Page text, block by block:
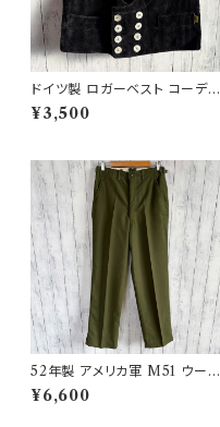
ドイツ製 ロガーベスト コーデュ
ロイベスト ワークベスト 黒 ダブ
ルブレスト
¥3,500
52年製 アメリカ軍 M51 ウール
パンツ ミリタリーパンツ スラッ
クス ヴィンテージ US ARMY 1
¥6,600